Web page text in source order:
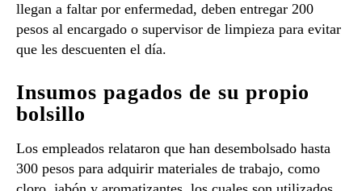
llegan a faltar por enfermedad, deben entregar 200
pesos al encargado o supervisor de limpieza para evitar
que les descuenten el día.
Insumos pagados de su propio
bolsillo
Los empleados relataron que han desembolsado hasta
300 pesos para adquirir materiales de trabajo, como